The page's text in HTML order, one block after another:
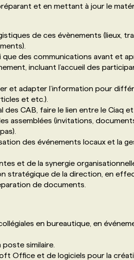
et en mettant à jour le
de ces évènements (lieux,
que des communications avant et
incluant l’accueil des
et adapter l’information pour
et etc.).
CAB, faire le lien entre le Ciaq
assemblées (invitations,
des événements locaux et la
et de la synergie
stratégique de la direction, en
de documents.
en bureautique, en
poste similaire.
Office et de logiciels pour la